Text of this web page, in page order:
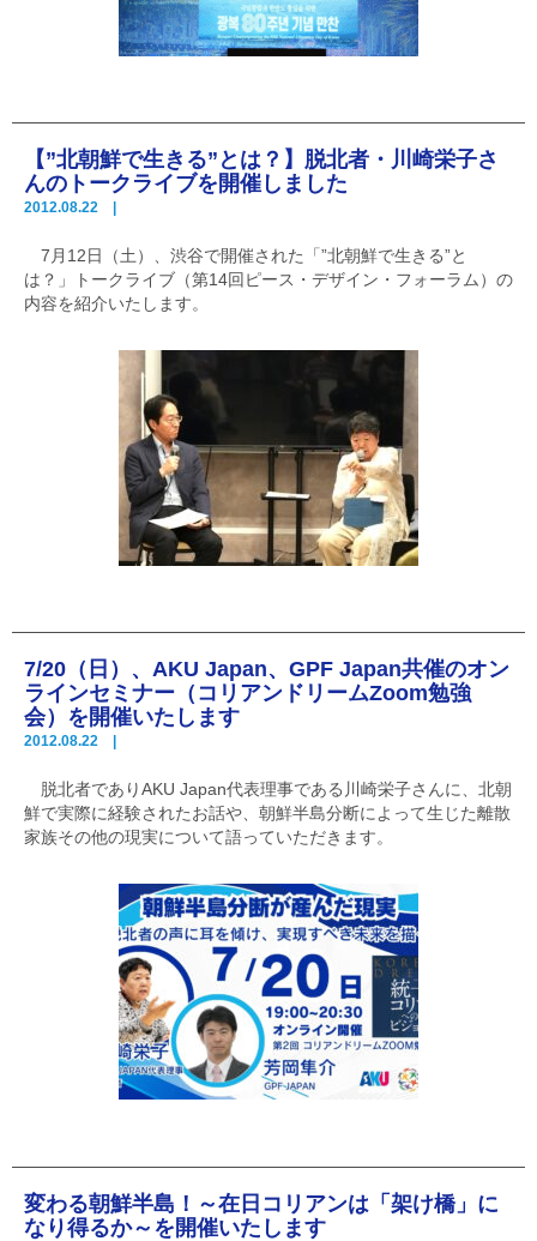
【”北朝鮮で生きる”とは？】脱北者・川崎栄子さ
んのトークライブを開催しました
2012.08.22 |
7月12日（土）、渋谷で開催された「”北朝鮮で生きる”と
は？」トークライブ（第14回ピース・デザイン・フォーラム）の
内容を紹介いたします。
7/20（日）、AKU Japan、GPF Japan共催のオン
ラインセミナー（コリアンドリームZoom勉強
会）を開催いたします
2012.08.22 |
脱北者でありAKU Japan代表理事である川崎栄子さんに、北朝
鮮で実際に経験されたお話や、朝鮮半島分断によって生じた離散
家族その他の現実について語っていただきます。
変わる朝鮮半島！～在日コリアンは「架け橋」に
なり得るか～を開催いたします